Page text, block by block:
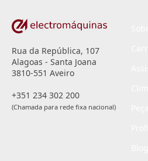
Rua da República, 107
Alagoas - Santa Joana
3810-551 Aveiro
+351 234 302 200
(Chamada para rede fixa nacional)